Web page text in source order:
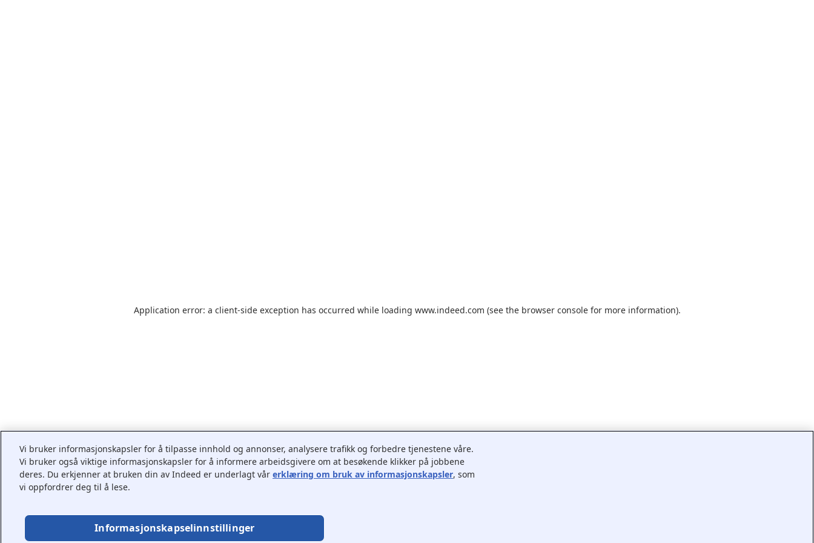
Application error: a client-side exception has occurred while loading www.indeed.com (see the browser consolefor more information).
Vi bruker informasjonskapsler for å tilpasse innhold og annonser, analysere trafikk og forbedre tjenestene våre.
Vi bruker også viktige informasjonskapsler for å informere arbeidsgivere om at besøkende klikker på jobbene
deres. Du erkjenner at bruken din av Indeed er underlagt vår erklæring om bruk av informasjonskapsler, som
vi oppfordrer deg til å lese.
Informasjonskapselinnstillinger